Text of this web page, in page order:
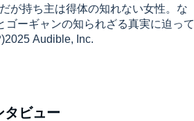
が持ち主は得体の知れない女性。な
ーギャンの知られざる真実に迫って
Audible, Inc.
タビュー